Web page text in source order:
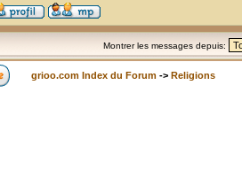
Montrer les messages depuis:
grioo.com Index du Forum -> Religions